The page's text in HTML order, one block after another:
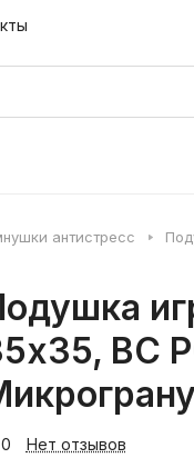
антистресс
ВС
0 Нет отзывов